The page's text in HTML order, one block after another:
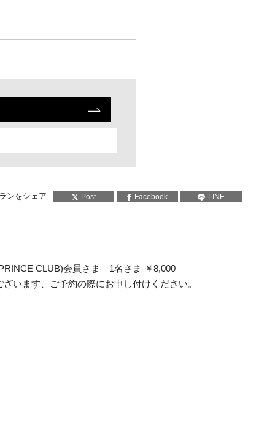
ンをシェア Post Facebook LINE
CLUB)会員さま 1名さま ￥8,000
います、ご予約の際にお申し付けください。